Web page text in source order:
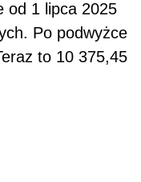
od 1 lipca 2025
Po podwyżce
to 10 375,45